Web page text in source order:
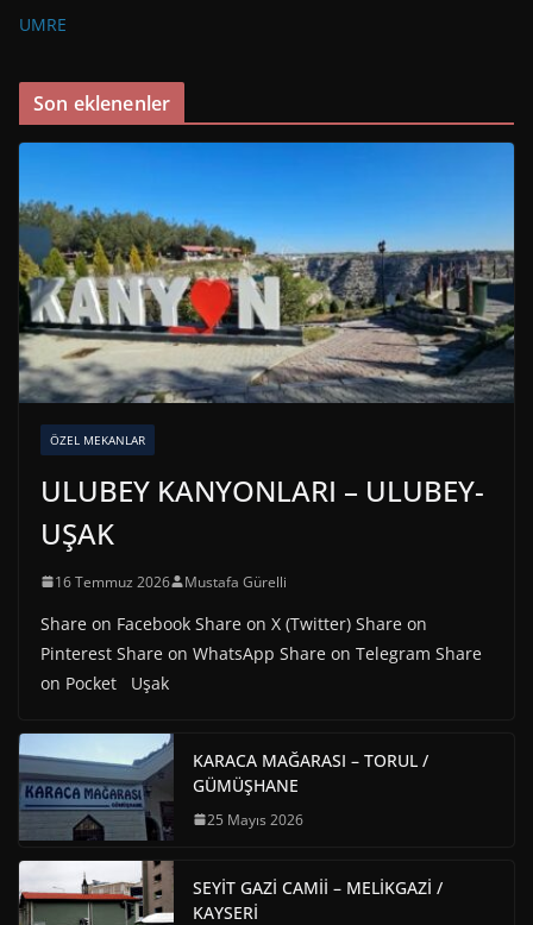
UMRE
Son eklenenler
ÖZEL MEKANLAR
ULUBEY KANYONLARI – ULUBEY-
UŞAK
16 Temmuz 2026 Mustafa Gürelli
Share on Facebook Share on X (Twitter) Share on
Pinterest Share on WhatsApp Share on Telegram Share
on Pocket Uşak
KARACA MAĞARASI – TORUL /
GÜMÜŞHANE
25 Mayıs 2026
SEYİT GAZİ CAMİİ – MELİKGAZİ /
KAYSERİ